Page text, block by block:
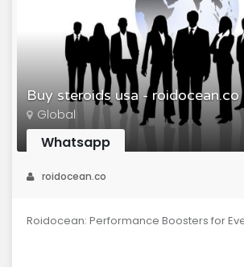
Buy steroids usa - roidocean.co
Global
Whatsapp
roidocean.co
Roidocean: Performance Boosters for